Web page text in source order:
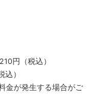
円（税込）
込）
金が発生する場合がご